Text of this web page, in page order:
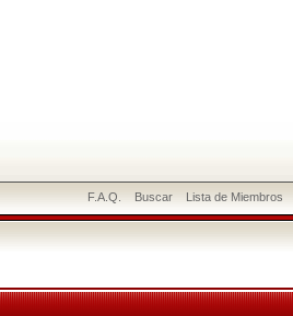
F.A.Q. Buscar Lista de Miembros